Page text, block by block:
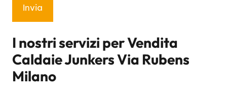
I nostri servizi perVendita
Caldaie Junkers Via Rubens
Milano